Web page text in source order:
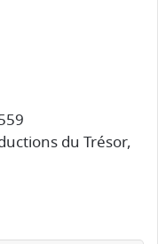
du Trésor,